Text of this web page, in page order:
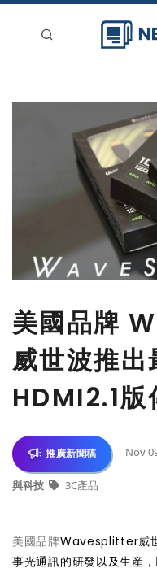
美國品牌
威世波推出
HDMI2.1版
推廣新聞稿 Nov
與科技 3C產品
美國品牌Wavesplitter威
事光通訊的研發以及生産